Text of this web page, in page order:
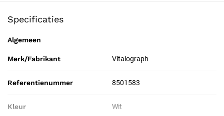
Specificaties
Algemeen
Merk/Fabrikant Vitalograph
Referentienummer 8501583
Kleur Wit